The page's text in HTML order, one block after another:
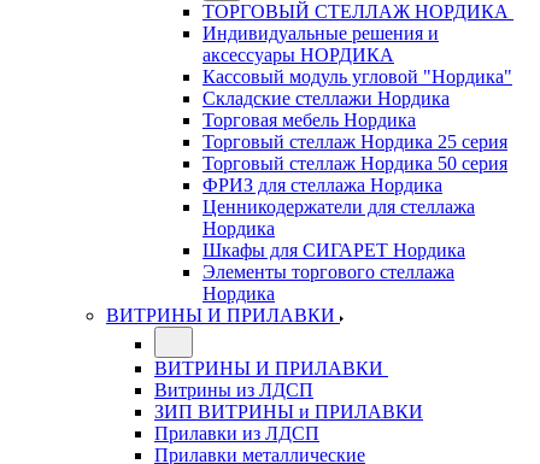
ТОРГОВЫЙ СТЕЛЛАЖ НОРДИКА
Индивидуальные решения и
аксессуары НОРДИКА
Кассовый модуль угловой "Нордика"
Складские стеллажи Нордика
Торговая мебель Нордика
Торговый стеллаж Нордика 25 серия
Торговый стеллаж Нордика 50 серия
ФРИЗ для стеллажа Нордика
Ценникодержатели для стеллажа
Нордика
Шкафы для СИГАРЕТ Нордика
Элементы торгового стеллажа
Нордика
ВИТРИНЫ И ПРИЛАВКИ
ВИТРИНЫ И ПРИЛАВКИ
Витрины из ЛДСП
ЗИП ВИТРИНЫ и ПРИЛАВКИ
Прилавки из ЛДСП
Прилавки металлические